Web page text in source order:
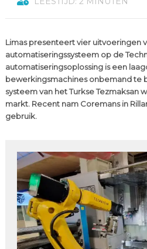
Limas presenteert vier uitvoeringen
automatiseringssysteem op de
automatiseringsoplossing is een
bewerkingsmachines onbemand te
systeem van het Turkse Tezmaksan
markt. Recent nam Coremans in
gebruik.